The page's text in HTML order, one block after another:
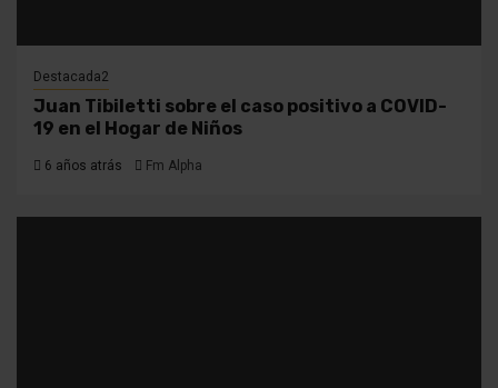
Destacada2
Juan Tibiletti sobre el caso positivo a COVID-
19 en el Hogar de Niños
6 años atrás Fm Alpha